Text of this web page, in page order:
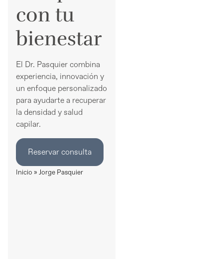
con tu
bienestar
El Dr. Pasquier combina
experiencia, innovación y
un enfoque personalizado
para ayudarte a recuperar
la densidad y salud
capilar.
Reservar consulta
Inicio » Jorge Pasquier